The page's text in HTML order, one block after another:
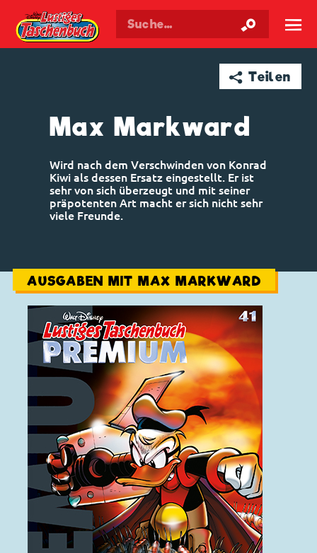
Walt Disneys Taschenbuch ☰
➦ Teilen
Max Markward
Wird nach dem Verschwinden von Konrad
Kiwi als dessen Ersatz eingestellt. Er ist
sehr von sich überzeugt und mit seiner
präpotenten Art macht er sich nicht sehr
viele Freunde.
AUSGABEN MIT MAX MARKWARD